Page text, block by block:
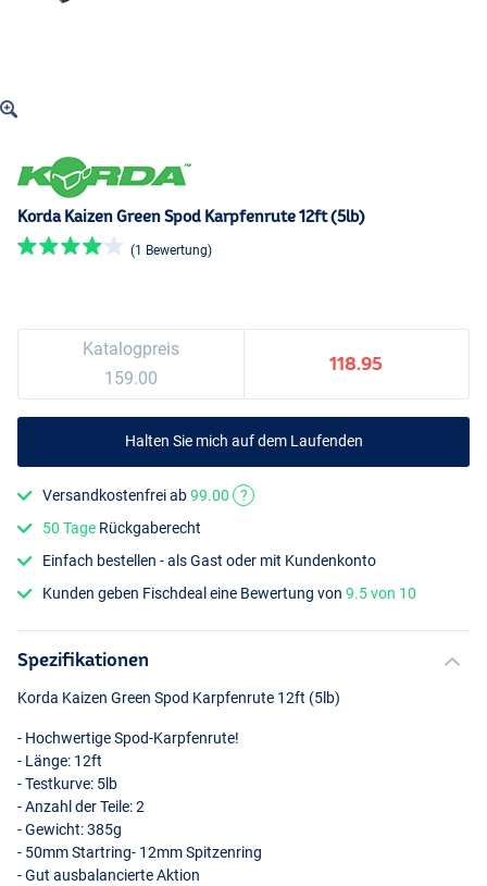
Korda Kaizen Green Spod Karpfenrute 12ft (5lb)
(1 Bewertung)
Katalogpreis
159.00
118.95
Halten Sie mich auf dem Laufenden
Versandkostenfrei ab99.00
?
50 Tage Rückgaberecht
Einfach bestellen - als Gast oder mit Kundenkonto
Kunden geben Fischdeal eine Bewertung von9.5 von 10
Spezifikationen
Korda Kaizen Green Spod Karpfenrute 12ft (5lb)
- Hochwertige Spod-Karpfenrute!
- Länge: 12ft
- Testkurve: 5lb
- Anzahl der Teile: 2
- Gewicht: 385g
- 50mm Startring- 12mm Spitzenring
- Gut ausbalancierte Aktion